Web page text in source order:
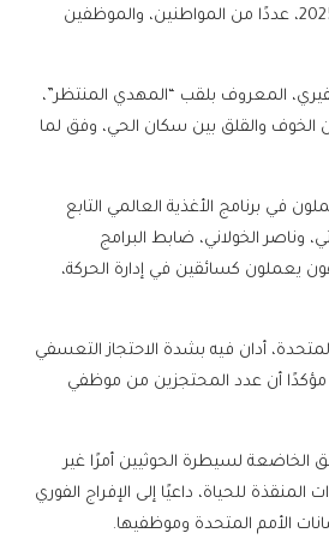
قالت مصادر يمنية محلية، إن مليشيا الحوثي الإرهابية، اعتقلت، الجمعة 19 ديسمبر 2025، عددًا من المواطنين، والموظفين
المعروف بلقب “المهدي المنتظر”،
الخوف والقلق بين سكان الحي، وفق لما
في برنامج الأغذية العالمي التابع
وناصر الخولاني، ضابط البرامج
يعملون كسائقين في إدارة الحركة،
أدان فيه بشدة الاحتجاز التعسفي
مؤكدًا أن عدد المحتجزين من موظفي
لسيطرة الحوثيين أمرًا غير
للحياة، داعيًا إلى الإفراج الفوري
الأمم المتحدة وموظفيها.